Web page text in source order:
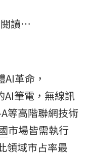
閱讀…
AI革命，
AI筆電，無線訊
等高階聯網技術
市場皆需執行
領域市占率最